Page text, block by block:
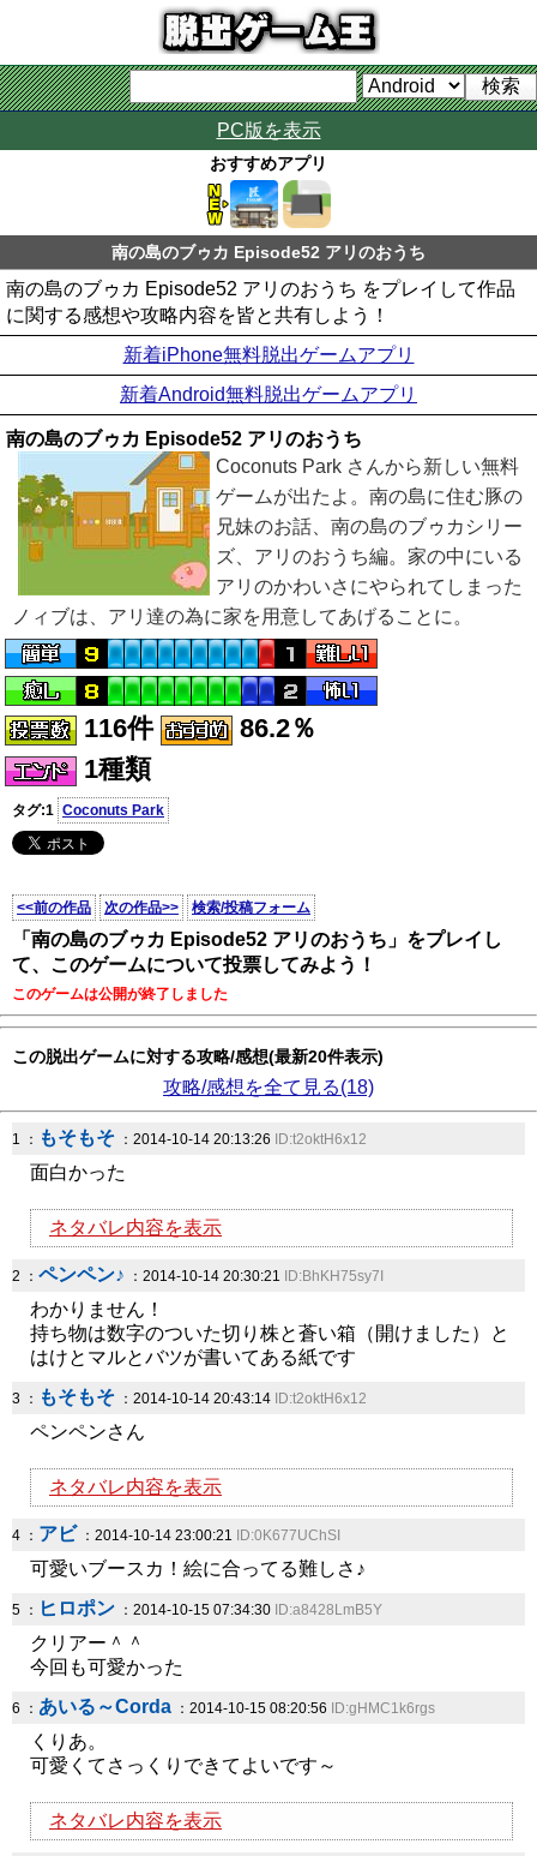
PC版を表示
おすすめアプリ
南の島のブゥカ Episode52 アリのおうち
南の島のブゥカ Episode52 アリのおうち をプレイして作品
に関する感想や攻略内容を皆と共有しよう！
新着iPhone無料脱出ゲームアプリ
新着Android無料脱出ゲームアプリ
南の島のブゥカ Episode52 アリのおうち
Coconuts Park さんから新しい無料
ゲームが出たよ。南の島に住む豚の
兄妹のお話、南の島のブゥカシリー
ズ、アリのおうち編。家の中にいる
アリのかわいさにやられてしまった
ノィブは、アリ達の為に家を用意してあげることに。
116件
86.2％
1種類
タグ:1 Coconuts Park
<<前の作品 次の作品>> 検索/投稿フォーム
「南の島のブゥカ Episode52 アリのおうち」をプレイし
て、このゲームについて投票してみよう！
このゲームは公開が終了しました
この脱出ゲームに対する攻略/感想(最新20件表示)
攻略/感想を全て見る(18)
1 ： もそもそ ：2014-10-14 20:13:26 ID:t2oktH6x12
面白かった
ネタバレ内容を表示
2 ： ペンペン♪ ：2014-10-14 20:30:21 ID:BhKH75sy7I
わかりません！
持ち物は数字のついた切り株と蒼い箱（開けました）と
はけとマルとバツが書いてある紙です
3 ： もそもそ ：2014-10-14 20:43:14 ID:t2oktH6x12
ペンペンさん
ネタバレ内容を表示
4 ： アビ ：2014-10-14 23:00:21 ID:0K677UChSI
可愛いブースカ！絵に合ってる難しさ♪
5 ： ヒロポン ：2014-10-15 07:34:30 ID:a8428LmB5Y
クリアー＾＾
今回も可愛かった
6 ： あいる～Corda ：2014-10-15 08:20:56 ID:gHMC1k6rgs
くりあ。
可愛くてさっくりできてよいです～
ネタバレ内容を表示